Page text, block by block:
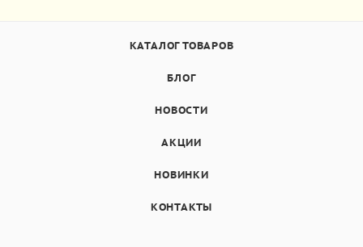
КАТАЛОГ ТОВАРОВ
БЛОГ
НОВОСТИ
АКЦИИ
НОВИНКИ
КОНТАКТЫ